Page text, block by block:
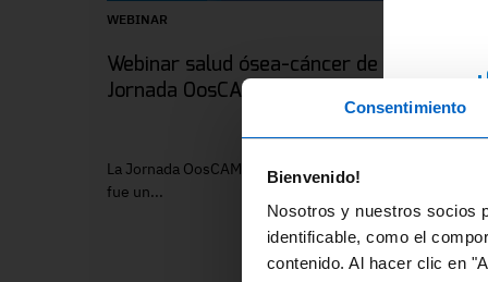
Consentimiento
Bienvenido!
Nosotros y nuestros socios
identificable, como el
contenido. Al hacer clic en
WEBINAR
Webinar salud ósea-cáncer de mama.
Jornada OosCAM
La Jornada OosCAM, celebrada el 2 de abril de 2024,
fue un...